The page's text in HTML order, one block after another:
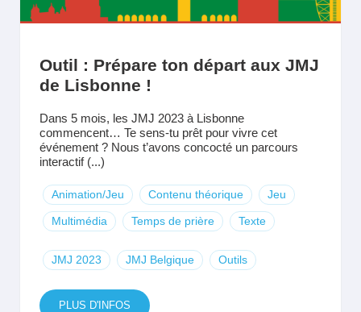
Outil : Prépare ton départ aux JMJ
de Lisbonne !
Dans 5 mois, les JMJ 2023 à Lisbonne
commencent… Te sens-tu prêt pour vivre cet
événement ? Nous t’avons concocté un parcours
interactif (...)
Animation/Jeu Contenu théorique Jeu
Multimédia Temps de prière Texte
JMJ 2023 JMJ Belgique Outils
PLUS D'INFOS